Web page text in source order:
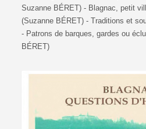
Suzanne BÉRET) - Blagnac, petit
(Suzanne BÉRET) - Traditions et
- Patrons de barques, gardes ou
BÉRET)